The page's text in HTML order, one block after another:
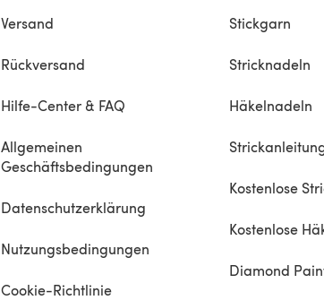
Versand
Rückversand
Hilfe-Center & FAQ
Allgemeinen
Geschäftsbedingungen
Datenschutzerklärung
Nutzungsbedingungen
Cookie-Richtlinie
Stickgarn
Stricknadeln
Häkelnadeln
Kostenlose
Kostenlose
Diamond